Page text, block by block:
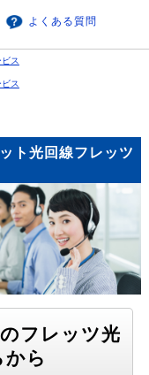
よくある質問
ス
ス
ト光回線フレッツ
フレッツ光
ら